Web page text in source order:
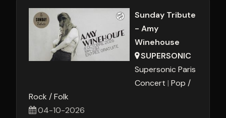
Sunday Tribute
- Amy
Winehouse
SUPERSONIC
Supersonic Paris
Concert Pop /
Rock / Folk
04-10-2026